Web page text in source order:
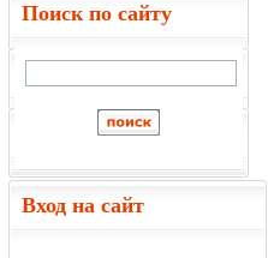
Поиск по сайту
Вход на сайт